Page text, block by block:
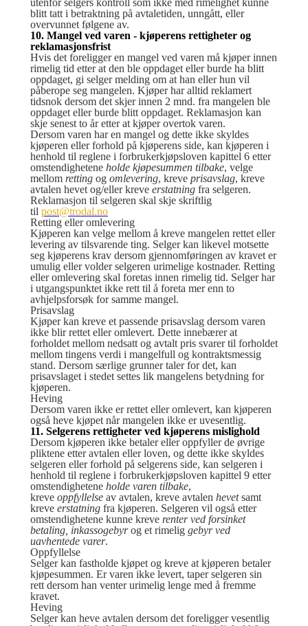
utenfor selgers kontroll som ikke med rimelighet kunne
blitt tatt i betraktning på avtaletiden, unngått, eller
overvunnet følgene av.
10. Mangel ved varen - kjøperens rettigheter og
reklamasjonsfrist
Hvis det foreligger en mangel ved varen må kjøper innen
rimelig tid etter at den ble oppdaget eller burde ha blitt
oppdaget, gi selger melding om at han eller hun vil
påberope seg mangelen. Kjøper har alltid reklamert
tidsnok dersom det skjer innen 2 mnd. fra mangelen ble
oppdaget eller burde blitt oppdaget. Reklamasjon kan
skje senest to år etter at kjøper overtok varen.
Dersom varen har en mangel og dette ikke skyldes
kjøperen eller forhold på kjøperens side, kan kjøperen i
henhold til reglene i forbrukerkjøpsloven kapittel 6 etter
omstendighetene holde kjøpesummen tilbake, velge
mellom retting og omlevering, kreve prisavslag, kreve
avtalen hevet og/eller kreve erstatning fra selgeren.
Reklamasjon til selgeren skal skje skriftlig
til post@trodal.no
Retting eller omlevering
Kjøperen kan velge mellom å kreve mangelen rettet eller
levering av tilsvarende ting. Selger kan likevel motsette
seg kjøperens krav dersom gjennomføringen av kravet er
umulig eller volder selgeren urimelige kostnader. Retting
eller omlevering skal foretas innen rimelig tid. Selger har
i utgangspunktet ikke rett til å foreta mer enn to
avhjelpsforsøk for samme mangel.
Prisavslag
Kjøper kan kreve et passende prisavslag dersom varen
ikke blir rettet eller omlevert. Dette innebærer at
forholdet mellom nedsatt og avtalt pris svarer til forholdet
mellom tingens verdi i mangelfull og kontraktsmessig
stand. Dersom særlige grunner taler for det, kan
prisavslaget i stedet settes lik mangelens betydning for
kjøperen.
Heving
Dersom varen ikke er rettet eller omlevert, kan kjøperen
også heve kjøpet når mangelen ikke er uvesentlig.
11. Selgerens rettigheter ved kjøperens mislighold
Dersom kjøperen ikke betaler eller oppfyller de øvrige
pliktene etter avtalen eller loven, og dette ikke skyldes
selgeren eller forhold på selgerens side, kan selgeren i
henhold til reglene i forbrukerkjøpsloven kapittel 9 etter
omstendighetene holde varen tilbake,
kreve oppfyllelse av avtalen, kreve avtalen hevetsamt
kreve erstatning fra kjøperen. Selgeren vil også etter
omstendighetene kunne kreve renter ved forsinket
betaling, inkassogebyrog et rimelig gebyr ved
uavhentede varer.
Oppfyllelse
Selger kan fastholde kjøpet og kreve at kjøperen betaler
kjøpesummen. Er varen ikke levert, taper selgeren sin
rett dersom han venter urimelig lenge med å fremme
kravet.
Heving
Selger kan heve avtalen dersom det foreligger vesentlig